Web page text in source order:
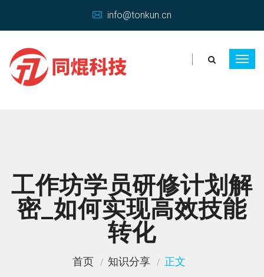
info@tonkun.cn
工作坊学员研修计划解
密_如何实现高效技能
转化
首页 知识分享 正文